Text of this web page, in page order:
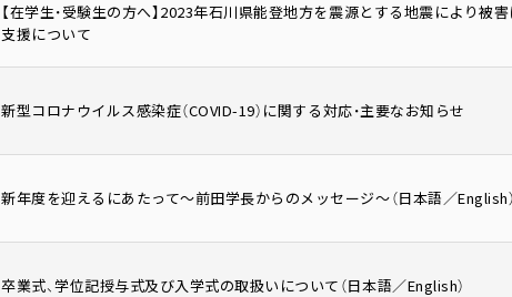
【在学生・受験生の方へ】2023年石川県能登地方を震源とする地震により被
支援について
新型コロナウイルス感染症（COVID-19）に関する対応・主要なお知らせ
新年度を迎えるにあたって～前田学長からのメッセージ～（日本語／English）
卒業式、学位記授与式及び入学式の取扱いについて（日本語／English）